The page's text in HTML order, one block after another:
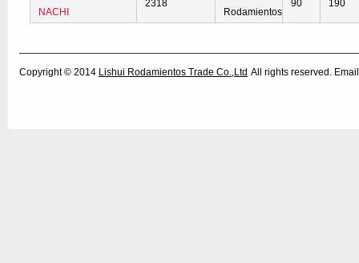
NACHI
2318
Rodamientos
90 190
Copyright © 2014 Lishui Rodamientos Trade Co.,Ltd All rights reserved.